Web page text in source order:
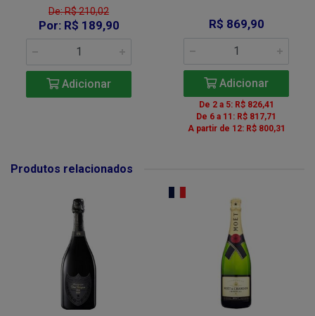
De: R$ 210,02
Por: R$ 189,90
Adicionar
R$ 869,90
Adicionar
De 2 a 5: R$ 826,41
De 6 a 11: R$ 817,71
A partir de 12: R$ 800,31
Produtos relacionados